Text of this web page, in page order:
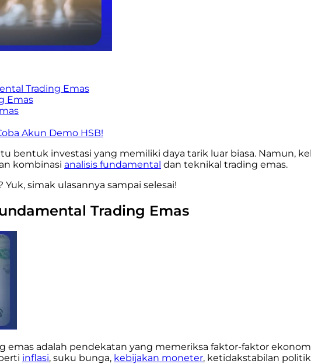
Trading Emas
Emas
Akun Demo HSB!
bentuk investasi yang memiliki daya tarik luar biasa. Namun,
kombinasi analisis fundamental dan teknikal trading emas.
simak ulasannya sampai selesai!
Trading Emas
emas adalah pendekatan yang memeriksa faktor-faktor
inflasi, suku bunga, kebijakan moneter, ketidakstabilan